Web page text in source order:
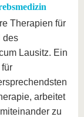
Therapien für
des
Lausitz. Ein
arbeitet
zu